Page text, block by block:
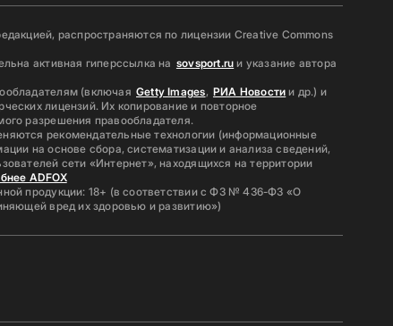
распространяются по лицензии Creative Commons
активная гиперссылка на sovsport.ru и указание автора
(включая Getty Images, РИА Новости и др.) и
лицензий. Их копирование и повторное
разрешения правообладателя.
рекомендательные технологии (информационные
на основе сбора, систематизации и анализа сведений,
сети «Интернет», находящихся на территории
ADFOX
продукции: 18+ (в соответствии с ФЗ № 436-ФЗ «О
вред их здоровью и развитию»)